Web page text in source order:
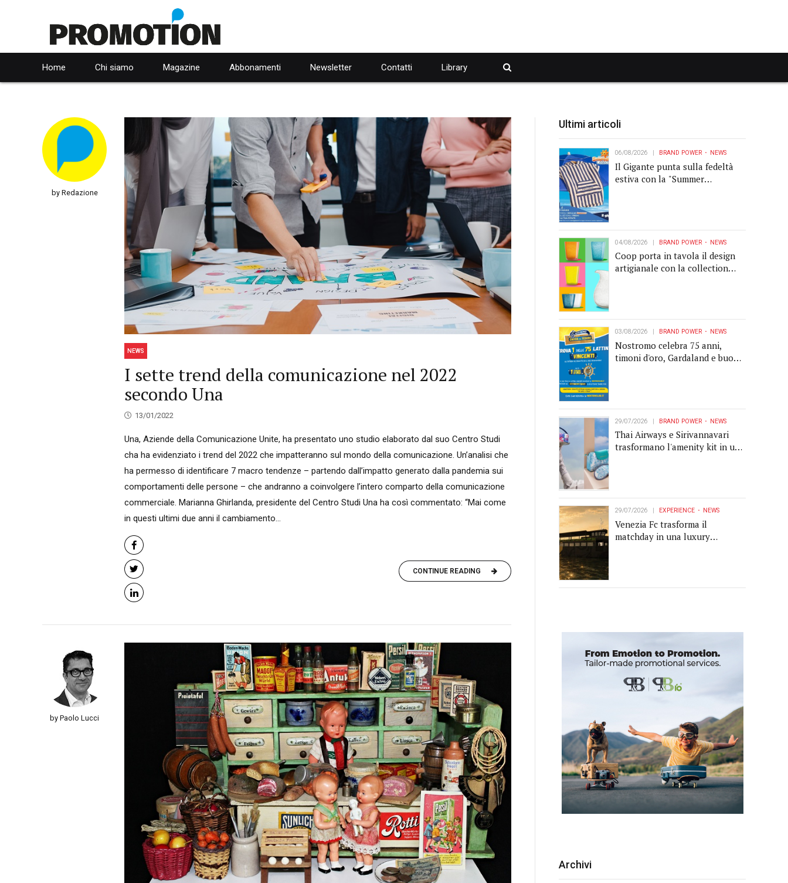
Home Chi siamo Magazine Abbonamenti Newsletter Contatti Library
by Redazione
NEWS
I sette trend della comunicazione nel 2022
secondo Una
13/01/2022
Una, Aziende della Comunicazione Unite, ha presentato uno studio elaborato dal suo Centro Studi
cha ha evidenziato i trend del 2022 che impatteranno sul mondo della comunicazione. Un’analisi che
ha permesso di identificare 7 macro tendenze – partendo dall’impatto generato dalla pandemia sui
comportamenti delle persone – che andranno a coinvolgere l’intero comparto della comunicazione
commerciale. Marianna Ghirlanda, presidente del Centro Studi Una ha così commentato: “Mai come
in questi ultimi due anni il cambiamento...
CONTINUE READING
by Paolo Lucci
Ultimi articoli
06/08/2026 BRAND POWER NEWS
Il Gigante punta sulla fedeltà
estiva con la "Summer
04/08/2026 BRAND POWER NEWS
Coop porta in tavola il design
artigianale con la collection
03/08/2026 BRAND POWER NEWS
Nostromo celebra 75 anni,
timoni d'oro, Gardaland e buoni
29/07/2026 BRAND POWER NEWS
Thai Airways e Sirivannavari
trasformano l'amenity kit in un
29/07/2026 EXPERIENCE NEWS
Venezia Fc trasforma il
matchday in una luxury
Archivi